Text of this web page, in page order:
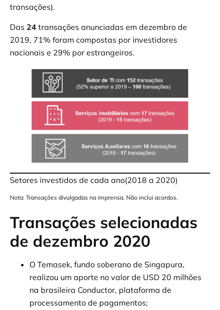
transações).
Das 24 transações anunciadas em dezembro de
2019, 71% foram compostas por investidores
nacionais e 29% por estrangeiros.
Setores investidos de cada ano(2018 a 2020)
Nota: Transações divulgadas na imprensa. Não inclui acordos.
Transações selecionadas
de dezembro 2020
O Temasek, fundo soberano de Singapura,
realizou um aporte no valor de USD 20 milhões
na brasileira Conductor, plataforma de
processamento de pagamentos;